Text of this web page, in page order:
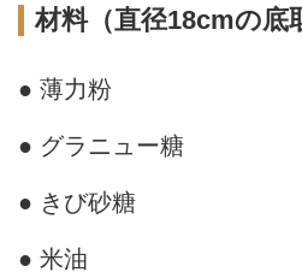
材料（直径18cmの底
● 薄力粉
● グラニュー糖
● きび砂糖
● 米油